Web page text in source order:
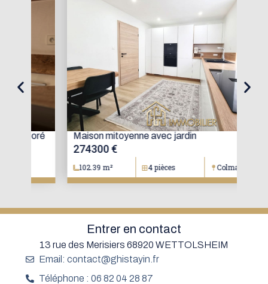
Maison mitoyenne avec jardin
274300 €
102.39 m² 4 pièces
Entrer en contact
13 rue des Merisiers 68920 WETTOLSHEIM
Email: contact@ghistayin.fr
Téléphone : 06 82 04 28 87